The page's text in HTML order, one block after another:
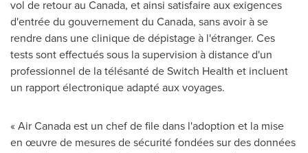
vol de retour au Canada, et ainsi satisfaire aux exigences
d'entrée du gouvernement du Canada, sans avoir à se
rendre dans une clinique de dépistage à l'étranger. Ces
tests sont effectués sous la supervision à distance d'un
professionnel de la télésanté de Switch Health et incluent
un rapport électronique adapté aux voyages.
« Air Canada est un chef de file dans l'adoption et la mise
en œuvre de mesures de sécurité fondées sur des données